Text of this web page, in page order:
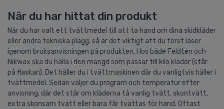
När du har hittat din produkt
När du har valt ett tvättmedel till att ta hand om dina skidkläder
eller andra tekniska plagg, så är det viktigt att du först läser
igenom bruksanvisningen på produkten. Hos både Feldten och
Nikwax ska du hälla i den mängd som passar till kilo kläder (står
på flaskan). Det häller du i tvättmaskinen där du vanligtvis häller i
tvättmedel. Sedan väljer du program och temperatur efter
anvisning, där det står om kläderna tå vanlig tvätt, skontvätt,
extra skonsam tvätt eller bara får tvättas för hand. Oftast